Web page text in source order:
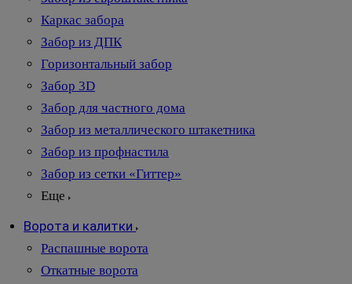
Каркас забора
Забор из ДПК
Горизонтальный забор
Забор 3D
Забор для частного дома
Забор из металлического штакетника
Забор из профнастила
Забор из сетки «Гиттер»
Еще
Ворота и калитки
Распашные ворота
Откатные ворота